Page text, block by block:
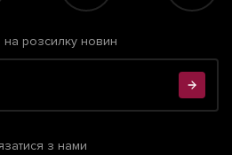
на розсилку новин
з нами